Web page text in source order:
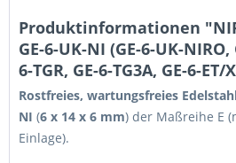
Produktinformationen
GE-6-UK-NI (GE-6-UK-NIRO,
6-TGR, GE-6-TG3A, GE-6-ET/
Rostfreies, wartungsfreies
NI (6 x 14 x 6 mm) der Maßreihe E